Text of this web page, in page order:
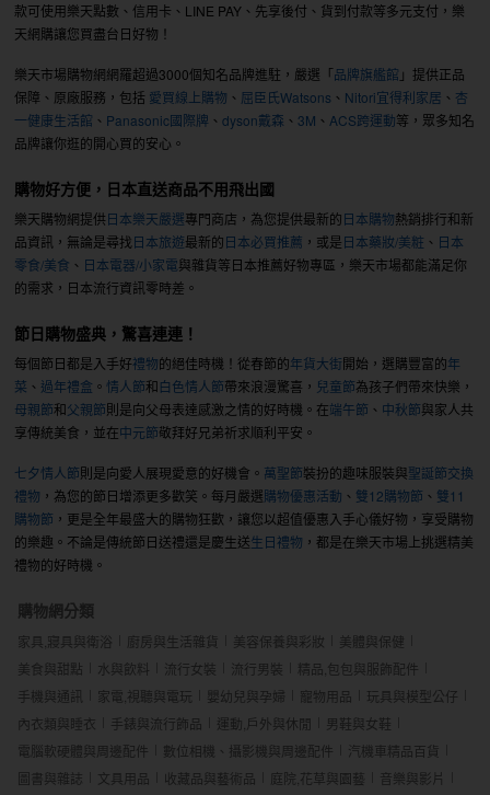
款可使用樂天點數、信用卡、LINE PAY、先享後付、貨到付款等多元支付，樂
天網購讓您買盡台日好物！
樂天市場購物網網羅超過3000個知名品牌進駐，嚴選「品牌旗艦館 」提供正品
保障、原廠服務，包括 愛買線上購物 、 屈臣氏Watsons 、 Nitori宜得利家居 、 杏
一健康生活館 、 Panasonic國際牌 、dyson戴森 、 3M 、 ACS跨運動等，眾多知名
品牌讓你逛的開心買的安心。
購物好方便，日本直送商品不用飛出國
樂天購物網提供日本樂天嚴選專門商店，為您提供最新的日本購物熱銷排行和新
品資訊，無論是尋找日本旅遊最新的日本必買推薦 ，或是日本藥妝/美粧 、 日本
零食/美食 、 日本電器/小家電與雜貨等日本推薦好物專區，樂天市場都能滿足你
的需求，日本流行資訊零時差。
節日購物盛典，驚喜連連！
每個節日都是入手好禮物的絕佳時機！從春節的年貨大街開始，選購豐富的年
菜 、 過年禮盒 。情人節和白色情人節帶來浪漫驚喜， 兒童節為孩子們帶來快樂，
母親節和父親節則是向父母表達感激之情的好時機。在端午節 、 中秋節與家人共
享傳統美食，並在中元節敬拜好兄弟祈求順利平安。
七夕情人節則是向愛人展現愛意的好機會。 萬聖節裝扮的趣味服裝與聖誕節交換
禮物 ，為您的節日增添更多歡笑。每月嚴選購物優惠活動 、 雙12購物節 、 雙11
購物節 ，更是全年最盛大的購物狂歡，讓您以超值優惠入手心儀好物，享受購物
的樂趣。不論是傳統節日送禮還是慶生送生日禮物 ，都是在樂天市場上挑選精美
禮物的好時機。
購物網分類
家具,寢具與衛浴 廚房與生活雜貨 美容保養與彩妝
美體與保健
美食與甜點
水與飲料 流行女裝 流行男裝
精品,包包與服飾配件
手機與通訊
家電,視聽與電玩 嬰幼兒與孕婦 寵物用品
玩具與模型公仔
內衣類與睡衣
手錶與流行飾品 運動,戶外與休閒
男鞋與女鞋
電腦軟硬體與周邊配件
數位相機、攝影機與周邊配件
汽機車精品百貨
圖書與雜誌
文具用品 收藏品與藝術品 庭院,花草與園藝
音樂與影片